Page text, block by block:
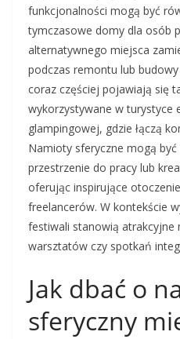
funkcjonalności mogą być
tymczasowe domy dla osób
alternatywnego miejsca
podczas remontu lub
coraz częściej pojawiają się
wykorzystywane w turystyce
glampingowej, gdzie łączą
Namioty sferyczne mogą
przestrzenie do pracy lub
oferując inspirujące
freelancerów. W kontekście
festiwali stanowią atrakcyjne
warsztatów czy spotkań
Jak dbać o
sferyczny